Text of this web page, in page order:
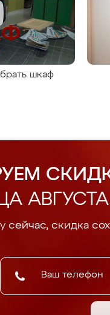
шкаф
АВГУСТА
сейчас, скидка